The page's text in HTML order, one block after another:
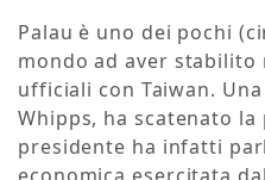
Palau è uno dei pochi
mondo ad aver
ufficiali con Taiwan.
Whipps, ha scatenato
presidente ha infatti